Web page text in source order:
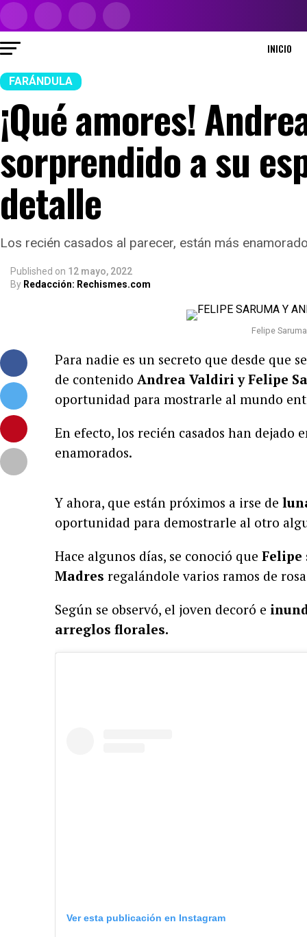
INICIO
FARÁNDULA
¡Qué amores!
sorprendido a su
detalle
Los recién casados al parecer, están más
Published on 12 mayo, 2022
By Redacción: Rechismes.com
Felipe
Para nadie es un secreto que desde que
de contenido Andrea Valdiri y Felipe
oportunidad para mostrarle al mundo
En efecto, los recién casados han
enamorados.
Y ahora, que están próximos a irse de
oportunidad para demostrarle al otro
Hace algunos días, se conoció que Felipe
Madres regalándole varios ramos de
Según se observó, el joven decoró e
arreglos florales.
Ver esta publicación en Instagram